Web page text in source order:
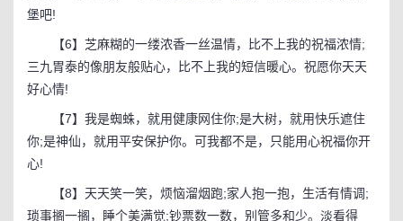
堡吧!
【6】芝麻糊的一缕浓香一丝温情，比不上我的祝福浓情;
三九胃泰的像朋友般贴心，比不上我的短信暖心。祝愿你天天
好心情!
【7】我是蜘蛛，就用健康网住你;是大树，就用快乐遮住
你;是神仙，就用平安保护你。可我都不是，只能用心祝福你开
心!
【8】天天笑一笑，烦恼溜烟跑;家人抱一抱，生活有情调;
琐事搁一搁，睡个美满觉;钞票数一数，别管多和少。淡看得